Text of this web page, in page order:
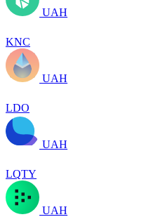
UAH
KNC
UAH
LDO
UAH
LQTY
UAH